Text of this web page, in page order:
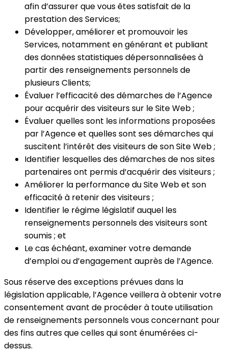
afin d’assurer que vous êtes satisfait de la
prestation des Services;
Développer, améliorer et promouvoir les
Services, notamment en générant et publiant
des données statistiques dépersonnalisées à
partir des renseignements personnels de
plusieurs Clients;
Évaluer l’efficacité des démarches de l’Agence
pour acquérir des visiteurs sur le Site Web ;
Évaluer quelles sont les informations proposées
par l’Agence et quelles sont ses démarches qui
suscitent l’intérêt des visiteurs de son Site Web ;
Identifier lesquelles des démarches de nos sites
partenaires ont permis d’acquérir des visiteurs ;
Améliorer la performance du Site Web et son
efficacité à retenir des visiteurs ;
Identifier le régime législatif auquel les
renseignements personnels des visiteurs sont
soumis ; et
Le cas échéant, examiner votre demande
d’emploi ou d’engagement auprès de l’Agence.
Sous réserve des exceptions prévues dans la
législation applicable, l’Agence veillera à obtenir votre
consentement avant de procéder à toute utilisation
de renseignements personnels vous concernant pour
des fins autres que celles qui sont énumérées ci-
dessus.